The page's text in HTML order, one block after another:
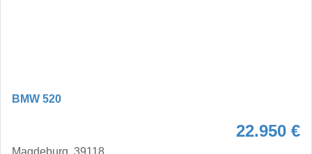
BMW 520
22.950 €
Magdeburg, 39118